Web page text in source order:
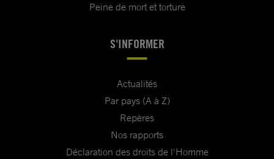
Peine de mort et torture
S'INFORMER
Actualités
Par pays (A à Z)
Repères
Nos rapports
Déclaration des droits de l'Homme